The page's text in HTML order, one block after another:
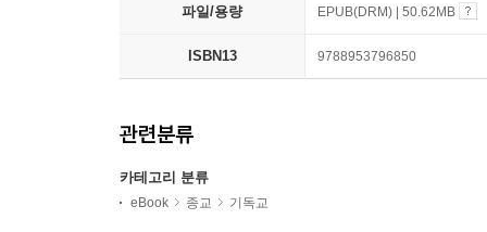
파일/용량 EPUB(DRM) | 50.62MB
ISBN13 9788953796850
관련분류
카테고리 분류
eBook 종교 기독교